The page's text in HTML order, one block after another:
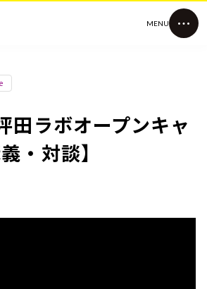
MENU
田ラボオープンキャ
・対談】